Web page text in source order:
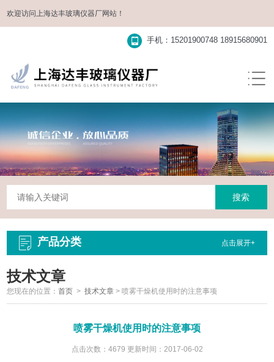
欢迎访问上海达丰玻璃仪器厂网站！
手机：15201900748 18915680901
产品分类 点击展开+
技术文章
您现在的位置：首页 >技术文章 >喷雾干燥机使用时的注意事项
喷雾干燥机使用时的注意事项
点击次数：4679 更新时间：2017-06-02